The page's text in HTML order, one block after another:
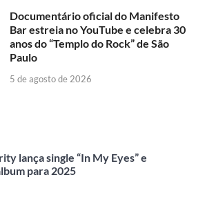
Documentário oficial do Manifesto
Bar estreia no YouTube e celebra 30
anos do “Templo do Rock” de São
Paulo
5 de agosto de 2026
lança single “In My Eyes” e
para 2025